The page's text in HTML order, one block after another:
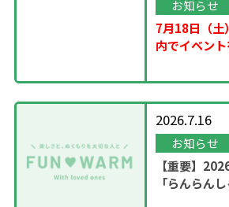
お知らせ
7月18日（土
内でイベント
2026.7.16
お知らせ
【重要】
「らんらん